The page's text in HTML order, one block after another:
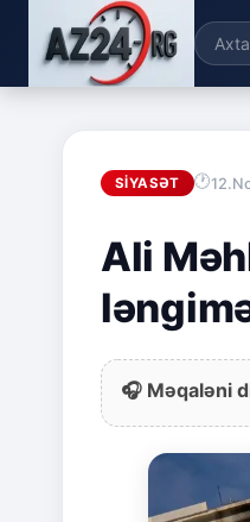
SIYASƏT
Ali
🎧 Məqaləni